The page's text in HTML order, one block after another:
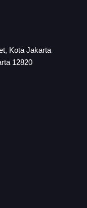
Kota Jakarta
12820